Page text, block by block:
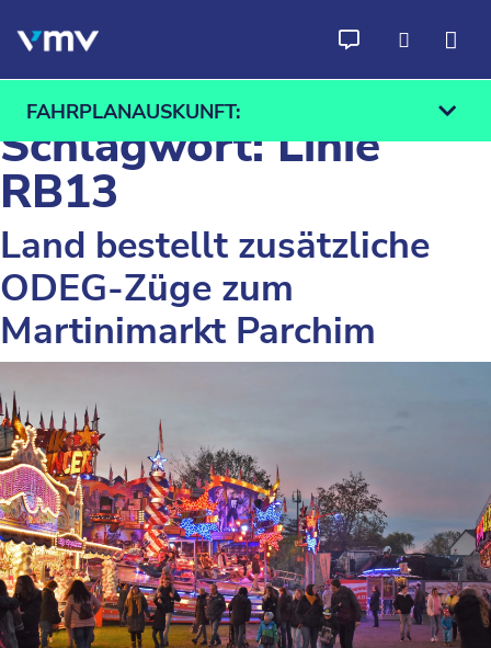
FAHRPLANAUSKUNFT:
Ab An
Finden
Schlagwort:Linie
RB13
Land bestellt zusätzliche
ODEG-Züge zum
Martinimarkt Parchim